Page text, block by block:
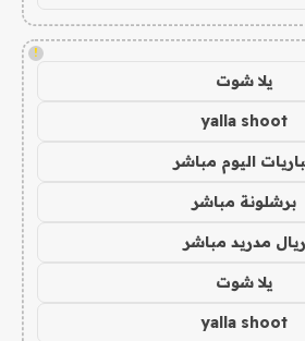
!
يلا شوت
yalla shoot
اليوم مباشر
برشلونة مباشر
ريال مدريد مباشر
يلا شوت
yalla shoot